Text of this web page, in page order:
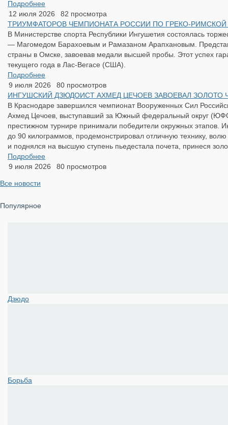
Подробнее
12 июля 2026
82 просмотра
ТРИУМФАТОРОВ ЧЕМПИОНАТА РОССИИ ПО ГРЕКО-
В Министерстве спорта Республики Ингушетия состоялась
— Магомедом Барахоевым и Рамазаном Арапхановым.
страны в Омске, завоевав медали высшей пробы. Этот успех
текущего года в Лас-Вегасе (США).
Подробнее
9 июля 2026
80 просмотров
​ИНГУШСКИЙ ДЗЮДОИСТ АХМЕД ЦЕЧОЕВ ЗАВОЕВАЛ
В Краснодаре завершился чемпионат Вооруженных Сил
Ахмед Цечоев, выступавший за Южный федеральный округ
престижном турнире принимали победители окружных этапов.
до 90 килограммов, продемонстрировал отличную технику,
и поднялся на высшую ступень пьедестала почета, принеся
Подробнее
9 июля 2026
80 просмотров
Все новости
Популярное
Дзюдо
Борьба